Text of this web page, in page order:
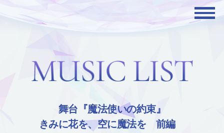
舞台『魔法使いの約束』
きみに花を、空に魔法を 前編